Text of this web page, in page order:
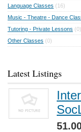
Language Classes (16)
Music - Theatre - Dance
Tutoring - Private Lessons (0)
Other Classes (0)
Latest Listings